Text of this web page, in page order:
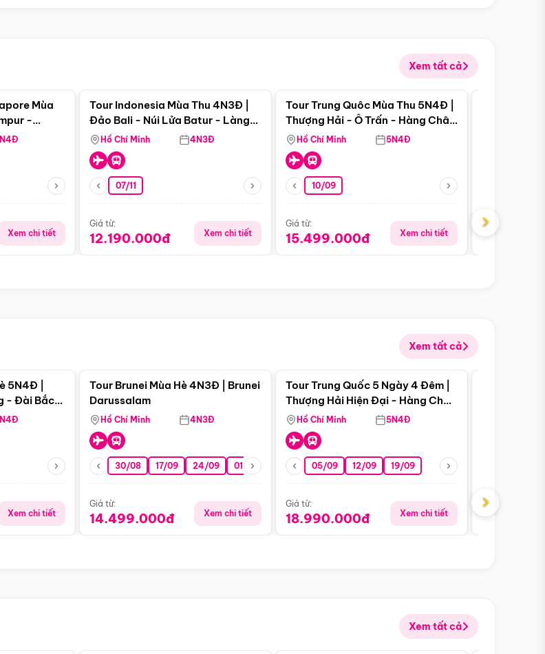
Xem tất cả
Mùa
-
-
Xem chi tiết
Tour Indonesia Mùa Thu 4N3Đ |
Đảo Bali - Núi Lửa Batur - Làng
Penglipuran
Hồ Chí Minh 4N3Đ
07/11
Giá từ:
12.190.000đ Xem chi tiết
Điểm nổi bật
Tour Trung Quôc Mùa Thu 5N4Đ |
Thượng Hải - Ô Trấn - Hàng Châu
(Tour Không Shopping)
Hồ Chí Minh 5N4Đ
10/09
Giá từ:
15.499.000đ Xem chi tiết
Giá từ:
›
Xem tất cả
5N4Đ |
- Đài Bắc
Xem chi tiết
Tour Brunei Mùa Hè 4N3Đ | Brunei
Darussalam
Hồ Chí Minh 4N3Đ
30/08 17/09 24/09 01/10 15/10 29/10
Giá từ:
14.499.000đ Xem chi tiết
Điểm nổi bật
Tour Trung Quốc 5 Ngày 4 Đêm |
Thượng Hải Hiện Đại - Hàng Châu
Nên Thơ - Ô Trấn Cổ Kính
Hồ Chí Minh 5N4Đ
05/09 12/09 19/09
Giá từ:
18.990.000đ Xem chi tiết
Giá từ:
›
Xem tất cả
Điểm nổi bật